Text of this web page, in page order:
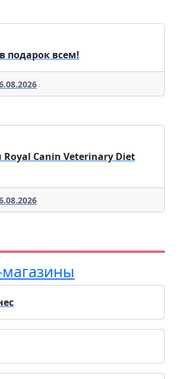
подарок всем!
Royal Canin Veterinary Diet